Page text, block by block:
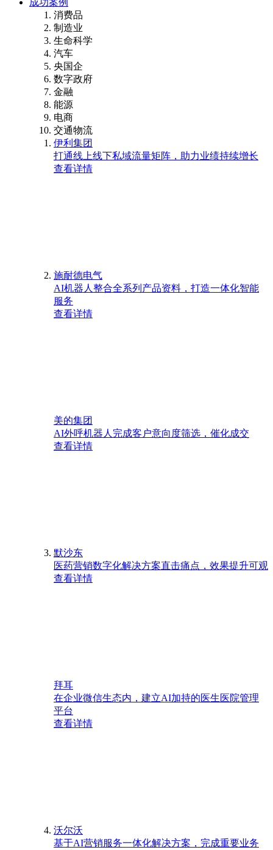
成功案例
消费品
制造业
生命科学
汽车
央国企
数字政府
金融
能源
电商
交通物流
伊利集团
打通线上线下私域流量矩阵，助力业绩持续增长
查看详情
施耐德电气
AI机器人整合全系列产品资料，打造一体化智能
服务
查看详情
美的集团
AI外呼机器人完成客户意向度筛选，催化成交
查看详情
默沙东
医药营销数字化解决方案直击痛点，效果提升可观
查看详情
拜耳
在企业微信生态内，建立AI加持的医生医院管理
平台
查看详情
沃尔沃
基于AI营销服务一体化解决方案，完成重要业务